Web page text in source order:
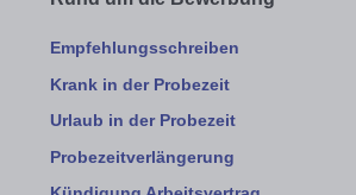
Empfehlungsschreiben
Krank in der Probezeit
Urlaub in der Probezeit
Probezeitverlängerung